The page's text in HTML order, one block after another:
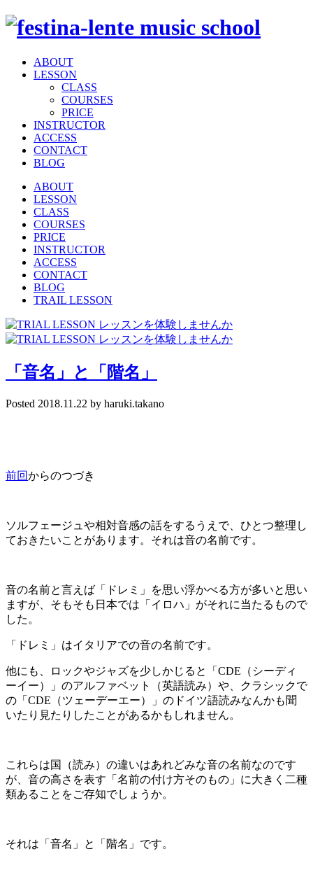
ABOUT
LESSON
CLASS
COURSES
PRICE
INSTRUCTOR
ACCESS
CONTACT
BLOG
ABOUT
LESSON
CLASS
COURSES
PRICE
INSTRUCTOR
ACCESS
CONTACT
BLOG
TRAIL LESSON
「音名」と「階名」
Posted 2018.11.22 by haruki.takano
前回からのつづき
ソルフェージュや相対音感の話をするうえで、ひとつ整理し
ておきたいことがあります。それは音の名前です。
音の名前と言えば「ドレミ」を思い浮かべる方が多いと思い
ますが、そもそも日本では「イロハ」がそれに当たるもので
した。
「ドレミ」はイタリアでの音の名前です。
他にも、ロックやジャズを少しかじると「 CDE （シーディ
ーイー）」のアルファベット（英語読み）や、クラシックで
の「 CDE （ツェーデーエー）」のドイツ語読みなんかも聞
いたり見たりしたことがあるかもしれません。
これらは国（読み）の違いはあれどみな音の名前なのです
が、音の高さを表す「名前の付け方そのもの」に大きく二種
類あることをご存知でしょうか。
それは「音名」と「階名」です。